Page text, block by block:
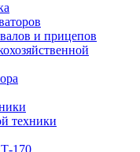
и прицепов
техники
Т-170